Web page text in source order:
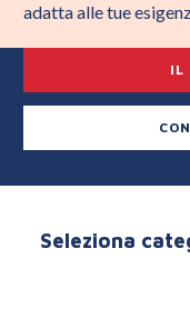
adatta alle tue
IL
Seleziona